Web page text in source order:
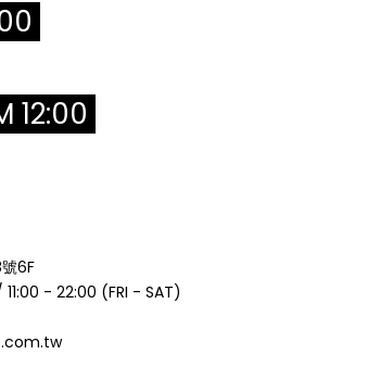
12:00
6F
- 22:00 (FRI - SAT)